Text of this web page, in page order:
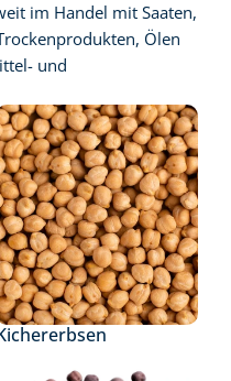
im Handel mit Saaten,
Ölen
und